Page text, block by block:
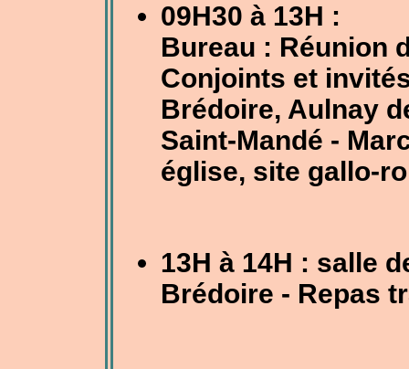
09H30 à 13H :
Bureau : Réunion
Conjoints et
Brédoire, Aulnay
Saint-Mandé -
église, site gallo-
13H à 14H : salle
Brédoire - Repas